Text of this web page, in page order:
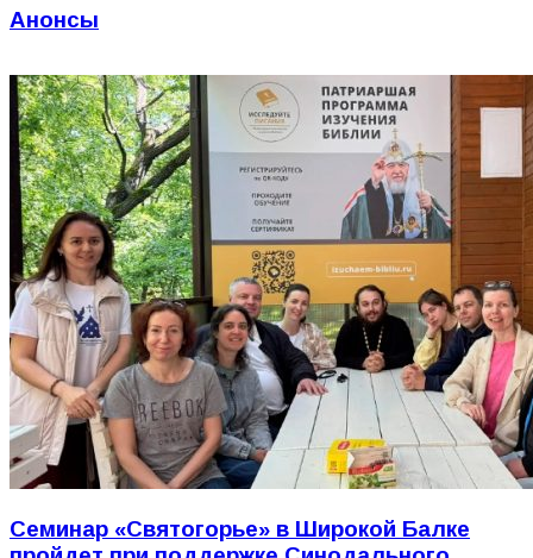
Анонсы
Семинар «Святогорье» в Широкой Балке